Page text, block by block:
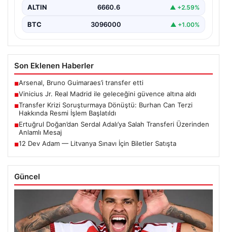
ALTIN 6660.6 ▲ +2.59%
BTC 3096000 ▲ +1.00%
Son Eklenen Haberler
■Arsenal, Bruno Guimaraes’i transfer etti
■Vinicius Jr. Real Madrid ile geleceğini güvence altına aldı
■Transfer Krizi Soruşturmaya Dönüştü: Burhan Can Terzi
Hakkında Resmi İşlem Başlatıldı
■Ertuğrul Doğan’dan Serdal Adalı’ya Salah Transferi Üzerinden
Anlamlı Mesaj
■12 Dev Adam — Litvanya Sınavı İçin Biletler Satışta
Güncel